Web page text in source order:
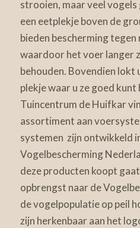
strooien, maar veel
een eetplekje boven de
bieden bescherming tegen
waardoor het voer langer
behouden. Bovendien lokt
plekje waar u ze goed kunt
Tuincentrum de Huifkar
assortiment aan
systemen zijn ontwikkeld
Vogelbescherming
deze producten koopt
opbrengst naar de
de vogelpopulatie op peil
zijn herkenbaar aan het